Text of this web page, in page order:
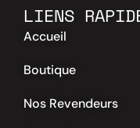
LIENS
Accueil
Boutique
Nos Revendeurs